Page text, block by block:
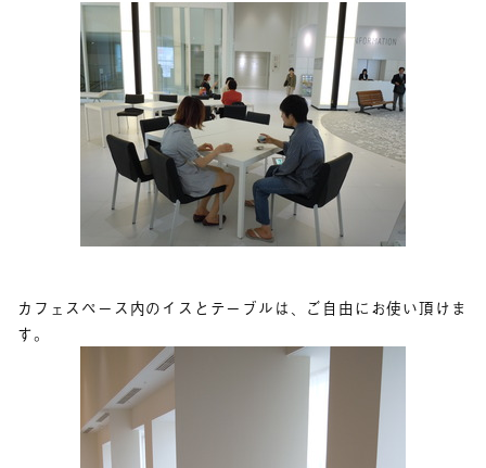
カフェスペース内のイスとテーブルは、ご自由にお使い頂けま
す。